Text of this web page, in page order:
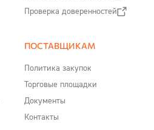
Проверка доверенностей
ПОСТАВЩИКАМ
Политика закупок
Торговые площадки
Документы
Контакты